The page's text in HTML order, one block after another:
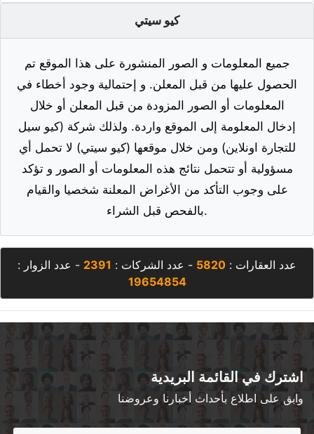
كيو سيتي
جميع المعلومات و الصور المنشورة على هذا الموقع تم
الحصول عليها من قبل المعلن. و إحتمالية وجود أخطاء في
المعلومات أو الصور المزودة من قبل المعلن أو خلال
إدخال المعلومة إلى الموقع واردة. ولذلك شركة (كيو سيل
للتجارة اونلاين) ومن خلال موقعها (كيو سيتي) لا تحمل أي
مسؤولية أو تتحمل نتائج هذه المعلومات أو الصور و تؤكد
على وجوب التأكد من الأغراض المعلنة شخصيا والقيام
بالفحص قبل الشراء.
عدد العقارات : 5820 - عدد الشركات : 2391 - عدد الزوار :
19654854
اشترك في القائمة البريدية
وابق على اطلاع بأحداث أخبارنا وعروضنا